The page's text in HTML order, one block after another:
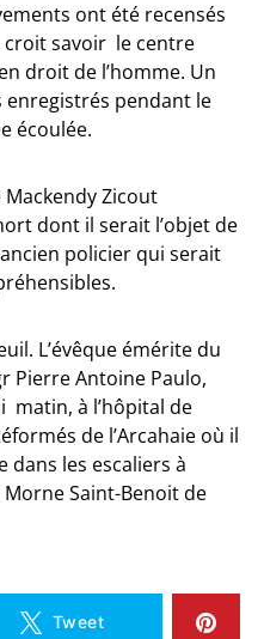
ont été recensés
croit savoir le centre
droit de l’homme. Un
enregistrés pendant le
écoulée.
Zicout
dont il serait l’objet de
policier qui serait
L’évêque émérite du
Pierre Antoine Paulo,
matin, à l’hôpital de
de l’Arcahaie où il
dans les escaliers à
Morne Saint-Benoit de
Tweet